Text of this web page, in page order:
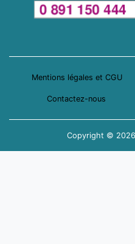
Mentions légales et CGU
Contactez-nous
Copyright ©